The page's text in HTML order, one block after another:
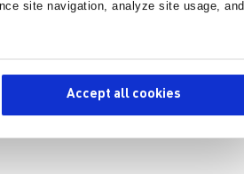
site navigation, analyze site usage, and
Accept all cookies